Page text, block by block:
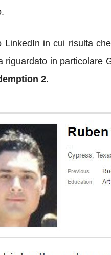
LinkedIn in cui risulta che
riguardato in particolare
2.